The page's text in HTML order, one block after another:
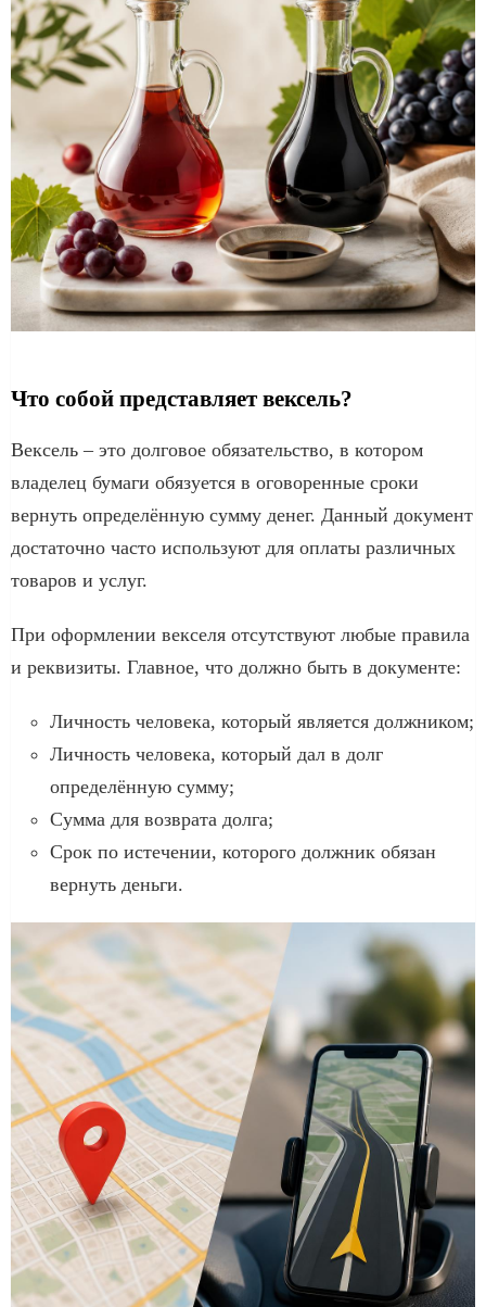
Что собой представляет вексель?
Вексель – это долговое обязательство, в котором
владелец бумаги обязуется в оговоренные сроки
вернуть определённую сумму денег. Данный документ
достаточно часто используют для оплаты различных
товаров и услуг.
При оформлении векселя отсутствуют любые правила
и реквизиты. Главное, что должно быть в документе:
Личность человека, который является должником;
Личность человека, который дал в долг
определённую сумму;
Сумма для возврата долга;
Срок по истечении, которого должник обязан
вернуть деньги.